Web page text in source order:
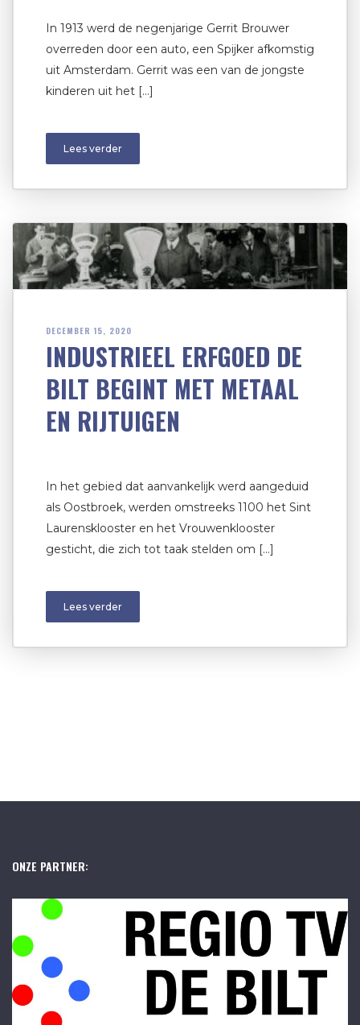
In 1913 werd de negenjarige Gerrit Brouwer
overreden door een auto, een Spijker afkomstig
uit Amsterdam. Gerrit was een van de jongste
kinderen uit het […]
Lees verder
DECEMBER 15, 2020
INDUSTRIEEL ERFGOED DE
BILT BEGINT MET METAAL
EN RIJTUIGEN
In het gebied dat aanvankelijk werd aangeduid
als Oostbroek, werden omstreeks 1100 het Sint
Laurensklooster en het Vrouwenklooster
gesticht, die zich tot taak stelden om […]
Lees verder
ONZE PARTNER: